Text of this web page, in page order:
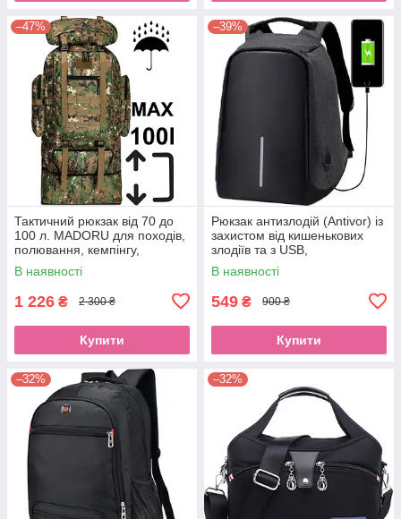
–47%
Тактичний рюкзак від 70 до
100 л. MADORU для походів,
полювання, кемпінгу,
піксельEStyle
В наявності
1 226 ₴ 2 300 ₴
Купити
–39%
Рюкзак антизлодій (Antivor) із
захистом від кишенькових
злодіїв та з USB,
чорнийEStyle
В наявності
549 ₴ 900 ₴
Купити
–32% –32%